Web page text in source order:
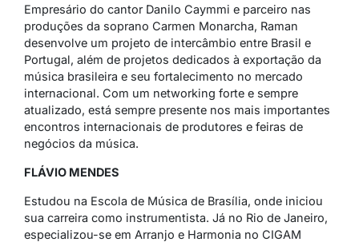
Empresário do cantor Danilo Caymmi e parceiro nas
produções da soprano Carmen Monarcha, Raman
desenvolve um projeto de intercâmbio entre Brasil e
Portugal, além de projetos dedicados à exportação da
música brasileira e seu fortalecimento no mercado
internacional. Com um networking forte e sempre
atualizado, está sempre presente nos mais importantes
encontros internacionais de produtores e feiras de
negócios da música.
FLÁVIO MENDES
Estudou na Escola de Música de Brasília, onde iniciou
sua carreira como instrumentista. Já no Rio de Janeiro,
especializou-se em Arranjo e Harmonia no CIGAM